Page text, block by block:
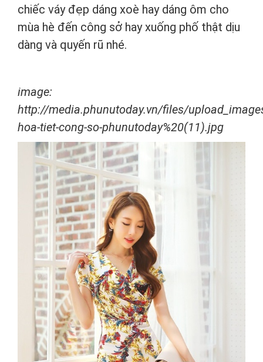
chiếc váy đẹp dáng xoè hay dáng ôm cho
mùa hè đến công sở hay xuống phố thật dịu
dàng và quyến rũ nhé.
image:
http://media.phunutoday.vn/files/
hoa-tiet-cong-so-phunutoday%20(11).jpg